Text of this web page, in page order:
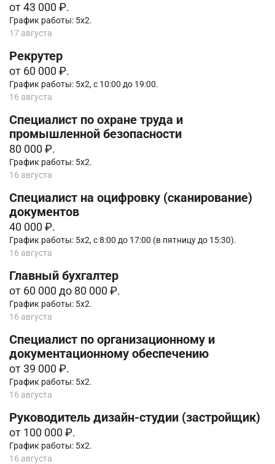
от 43 000 ₽.
График работы: 5х2.
17 августа
Рекрутер
от 60 000 ₽.
График работы: 5х2, с 10:00 до 19:00.
16 августа
Специалист по охране труда и
промышленной безопасности
80 000 ₽.
График работы: 5х2.
16 августа
Специалист на оцифровку (сканирование)
документов
40 000 ₽.
График работы: 5х2, с 8:00 до 17:00 (в пятницу до 15:30).
16 августа
Главный бухгалтер
от 60 000 до 80 000 ₽.
График работы: 5х2.
16 августа
Специалист по организационному и
документационному обеспечению
от 39 000 ₽.
График работы: 5х2.
16 августа
Руководитель дизайн-студии (застройщик)
от 100 000 ₽.
График работы: 5х2.
16 августа